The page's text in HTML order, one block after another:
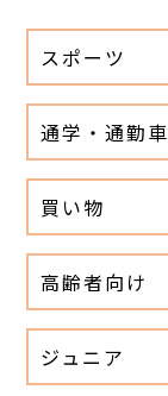
スポーツ
通学・通勤車
買い物
高齢者向け
ジュニア